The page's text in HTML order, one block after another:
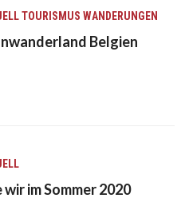
TOURISMUS WANDERUNGEN
Belgien
wir im Sommer 2020